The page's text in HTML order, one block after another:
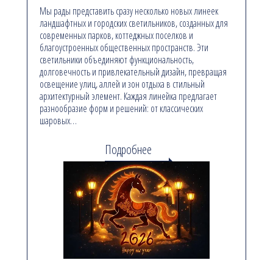
Мы рады представить сразу несколько новых линеек
ландшафтных и городских светильников, созданных для
современных парков, коттеджных поселков и
благоустроенных общественных пространств. Эти
светильники объединяют функциональность,
долговечность и привлекательный дизайн, превращая
освещение улиц, аллей и зон отдыха в стильный
архитектурный элемент. Каждая линейка предлагает
разнообразие форм и решений: от классических
шаровых…
Подробнее